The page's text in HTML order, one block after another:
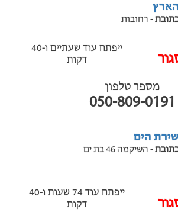
הארץ
- רחובות
ייפתח עוד שעתיים ‫ו-40
דקות
מספר טלפון
050-809-0191
שירת הים
- השיקמה 46 בת ים
ייפתח עוד 74 שעות ‫ו-40
דקות